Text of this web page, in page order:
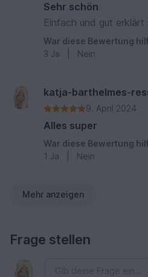
Sehr schön
Einfach und gut erklärt
War diese Bewertung
3 Ja Nein
katja-barthelmes-
9. April 2024
Alles super
War diese Bewertung
1 Ja Nein
Mehr anzeigen
Frage stellen